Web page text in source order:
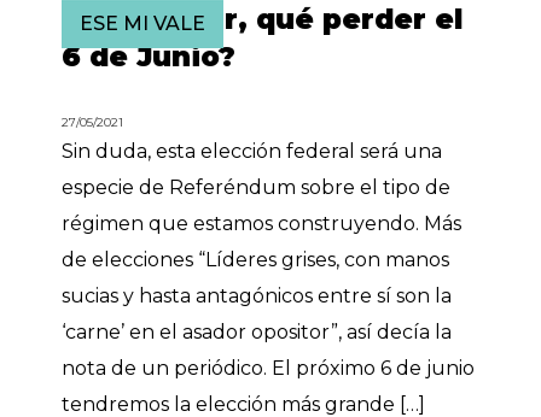
ESE MI VALE
¿Qué ganar, qué perder el
6 de Junio?
27/05/2021
Sin duda, esta elección federal será una
especie de Referéndum sobre el tipo de
régimen que estamos construyendo. Más
de elecciones “Líderes grises, con manos
sucias y hasta antagónicos entre sí son la
‘carne’ en el asador opositor”, así decía la
nota de un periódico. El próximo 6 de junio
tendremos la elección más grande […]